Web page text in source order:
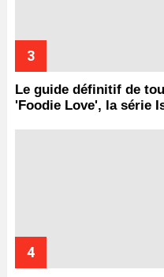
Le guide définitif de
'Foodie Love', la série